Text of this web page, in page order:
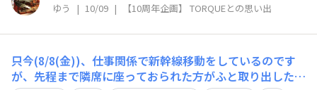
ゆう | 10/09 | 【10周年企画】 TORQUEとの思い出
只今(8/8(金))、仕事関係で新幹線移動をしているのです
が、先程まで隣席に座っておられた方がふと取り出したス